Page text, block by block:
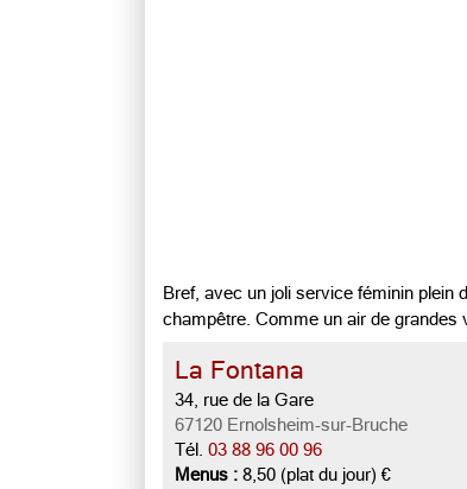
Bref, avec un joli service féminin plein
champêtre. Comme un air de grandes
La Fontana
34, rue de la Gare
67120 Ernolsheim-sur-Bruche
Tél. 03 88 96 00 96
Menus : 8,50 (plat du jour) €